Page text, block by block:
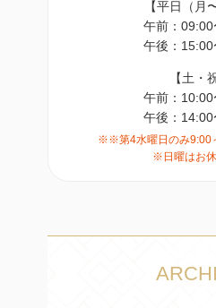
【平日（月
午前：
午後：
【土・
午前：
午後：
※※第4水曜日のみ9:00
※日曜はお